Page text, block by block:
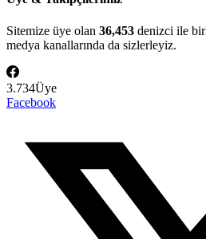
Sitemize üye olan 36,453 denizci ile
medya kanallarında da sizlerleyiz.
3.734Üye
Facebook